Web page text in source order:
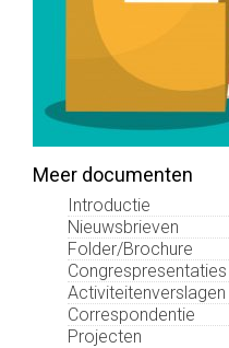
Meer documenten
Introductie
Nieuwsbrieven
Folder/Brochure
Congrespresentaties
Activiteitenverslagen
Correspondentie
Projecten